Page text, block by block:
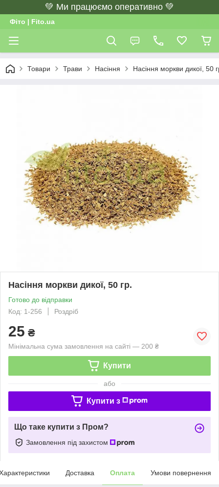
💚 Ми працюємо оперативно 💚
Фіто | Fito.ua
Товари Трави Насіння Насіння моркви дикої, 50
Насіння моркви дикої, 50 гр.
Готово до відправки
Код: 1-256
Роздріб
25 ₴
Мінімальна сума замовлення на сайті — 200 ₴
Купити
або
Купити з
Що таке купити з Пром?
Замовлення під захистом
Доставка Оплата Умови повернення